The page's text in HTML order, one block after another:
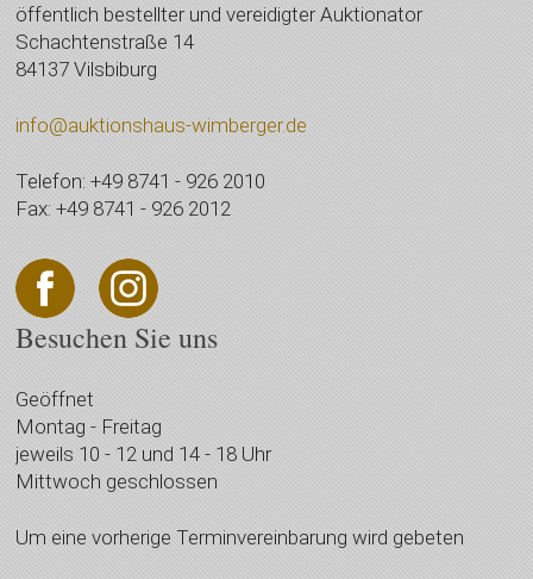
öffentlich bestellter und vereidigter Auktionator
Schachtenstraße 14
84137 Vilsbiburg
info@auktionshaus-wimberger.de
Telefon: +49 8741 - 926 2010
Fax: +49 8741 - 926 2012
Besuchen Sie uns
Geöffnet
Montag - Freitag
jeweils 10 - 12 und 14 - 18 Uhr
Mittwoch geschlossen
Um eine vorherige Terminvereinbarung wird gebeten